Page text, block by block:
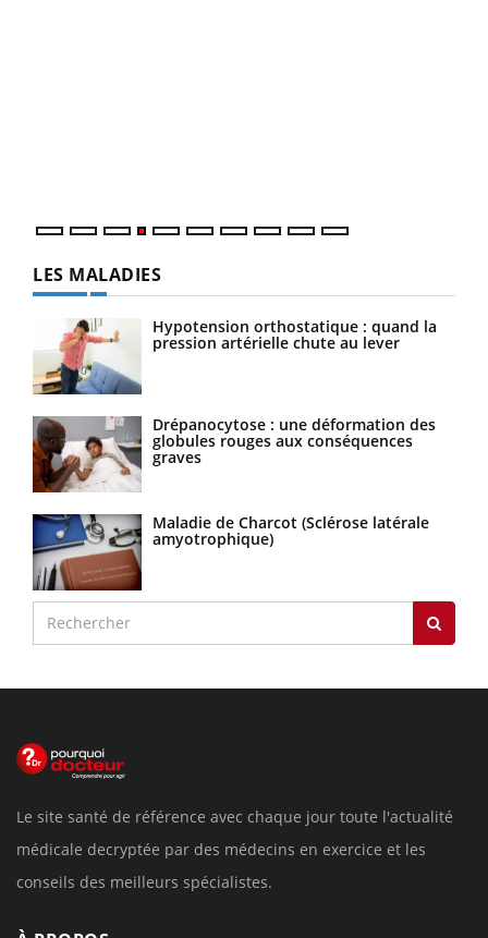
LES MALADIES
Hypotension orthostatique : quand la
pression artérielle chute au lever
Drépanocytose : une déformation des
globules rouges aux conséquences
graves
Maladie de Charcot (Sclérose latérale
amyotrophique)
Le site santé de référence avec chaque jour toute l'actualité
médicale decryptée par des médecins en exercice et les
conseils des meilleurs spécialistes.